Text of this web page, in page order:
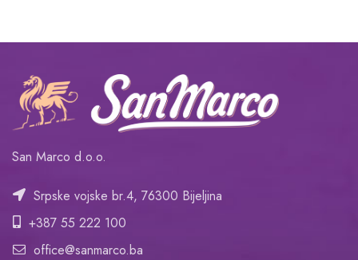
San Marco d.o.o.
Srpske vojske br.4, 76300 Bijeljina
+387 55 222 100
office@sanmarco.ba